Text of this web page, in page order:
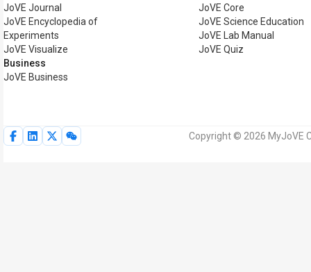
JoVE Journal
JoVE Encyclopedia of
Experiments
JoVE Visualize
Business
JoVE Business
JoVE Core
JoVE Science Education
JoVE Lab Manual
JoVE Quiz
Copyright © 2026 MyJoVE